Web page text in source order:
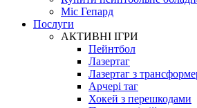
Міс Гепард
Послуги
АКТИВНІ ІГРИ
Пейнтбол
Лазертаг
Лазертаг з
Арчері таг
Хокей з перешкодами